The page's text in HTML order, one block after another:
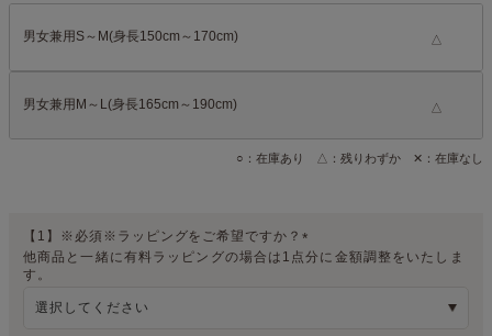
【1】※必須※ラッピングをご希望ですか？
(
他商品と一緒に有料ラッピングの場合は1点分に金額調整をいたしま
す。
男女兼用S～M(身長150cm～170cm) △
男女兼用M～L(身長165cm～190cm) △
○：在庫あり △：残りわずか ✕：在庫なし